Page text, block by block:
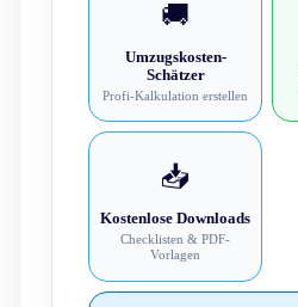
🚚
Umzugskosten-
Schätzer
Profi-Kalkulation erstellen
📥
Kostenlose Downloads
Checklisten & PDF-
Vorlagen